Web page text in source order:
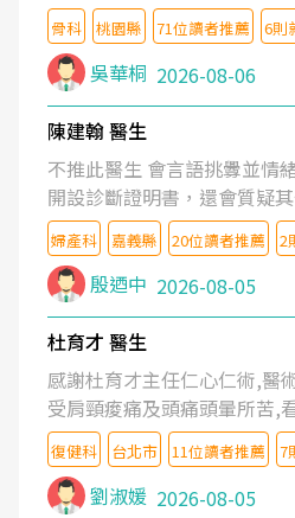
骨科 桃園縣 71位讀者推薦 6則
吳華桐 2026-08-06
陳建翰 醫生
不推此醫生 會言語挑釁並情
開設診斷證明書，還會質疑
婦產科 嘉義縣 20位讀者推薦 2
殷迺中 2026-08-05
杜育才 醫生
感謝杜育才主任仁心仁術,醫
受肩頸痠痛及頭痛頭暈所苦,
檢查,也嘗試過西醫打針,中醫
沒有用,後來連吃到嗎啡類止
症狀,沒多久就痛起來,多年失
復健科 台北市 11位讀者推薦 7
劉淑媛 2026-08-05